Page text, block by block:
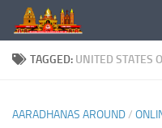
Skip to content
TAGGED: UNITED STATES
AARADHANAS AROUND/